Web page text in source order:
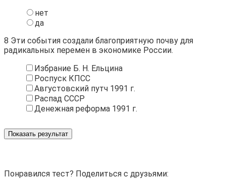
нет
да
8 Эти события создали благоприятную почву для
радикальных перемен в экономике России.
Избрание Б. Н. Ельцина
Роспуск КПСС
Августовский путч 1991 г.
Распад СССР
Денежная реформа 1991 г.
Показать результат
Понравился тест? Поделиться с друзьями: